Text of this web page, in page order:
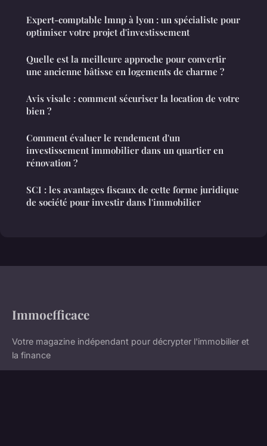
Expert-comptable lmnp à lyon : un spécialiste pour
optimiser votre projet d'investissement
Quelle est la meilleure approche pour convertir
une ancienne bâtisse en logements de charme ?
Avis visale : comment sécuriser la location de votre
bien ?
Comment évaluer le rendement d'un
investissement immobilier dans un quartier en
rénovation ?
SCI : les avantages fiscaux de cette forme juridique
de société pour investir dans l'immobilier
Immoefficace
Votre magazine indépendant pour décrypter l'immobilier et
la finance